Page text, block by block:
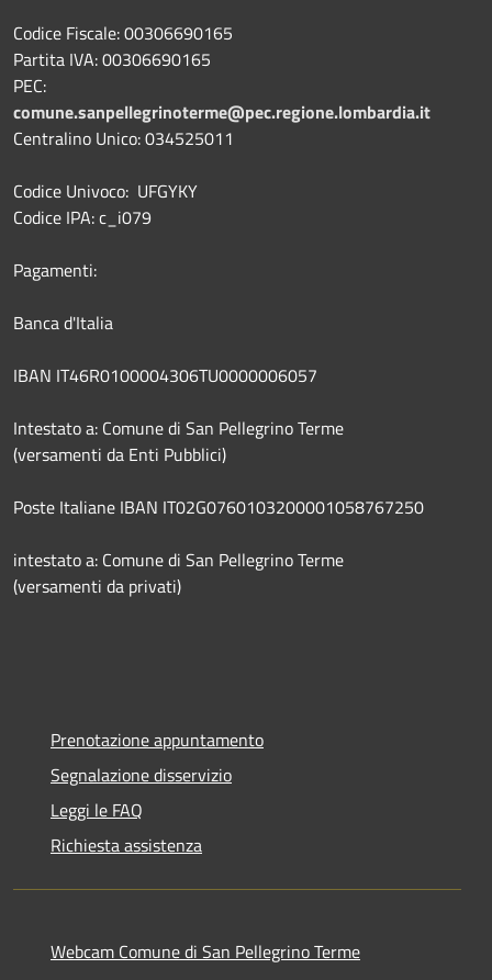
Codice Fiscale: 00306690165
Partita IVA: 00306690165
PEC:
comune.sanpellegrinoterme@pec.regione.lombardia.it
Centralino Unico: 034525011
Codice Univoco: UFGYKY
Codice IPA: c_i079
Pagamenti:
Banca d'Italia
IBAN IT46R0100004306TU0000006057
Intestato a: Comune di San Pellegrino Terme
(versamenti da Enti Pubblici)
Poste Italiane IBAN IT02G0760103200001058767250
intestato a: Comune di San Pellegrino Terme
(versamenti da privati)
Prenotazione appuntamento
Segnalazione disservizio
Leggi le FAQ
Richiesta assistenza
Webcam Comune di San Pellegrino Terme